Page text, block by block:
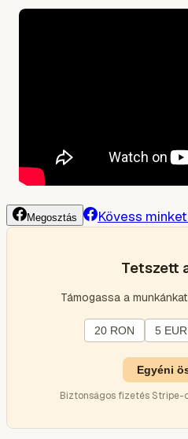
Megosztás Kövess
Tetszett
Támogassa a
20 RON 5 EUR
Egyéni
Biztonságos fizetés Stripe-